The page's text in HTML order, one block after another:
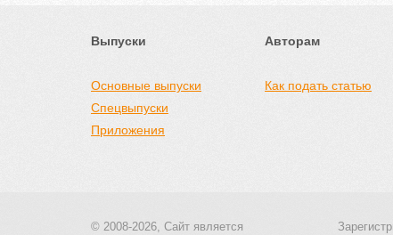
Выпуски
Основные выпуски
Спецвыпуски
Приложения
Авторам
Как подать статью
© 2008-2026, Сайт является